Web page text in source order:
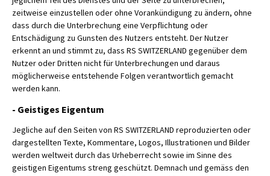
zeitweise einzustellen oder ohne Vorankündigung zu ändern, ohne
dass durch die Unterbrechung eine Verpflichtung oder
Entschädigung zu Gunsten des Nutzers entsteht. Der Nutzer
erkennt an und stimmt zu, dass RS SWITZERLAND gegenüber dem
Nutzer oder Dritten nicht für Unterbrechungen und daraus
möglicherweise entstehende Folgen verantwortlich gemacht
werden kann.
- Geistiges Eigentum
Jegliche auf den Seiten von RS SWITZERLAND reproduzierten oder
dargestellten Texte, Kommentare, Logos, Illustrationen und Bilder
werden weltweit durch das Urheberrecht sowie im Sinne des
geistigen Eigentums streng geschützt. Demnach und gemäss den